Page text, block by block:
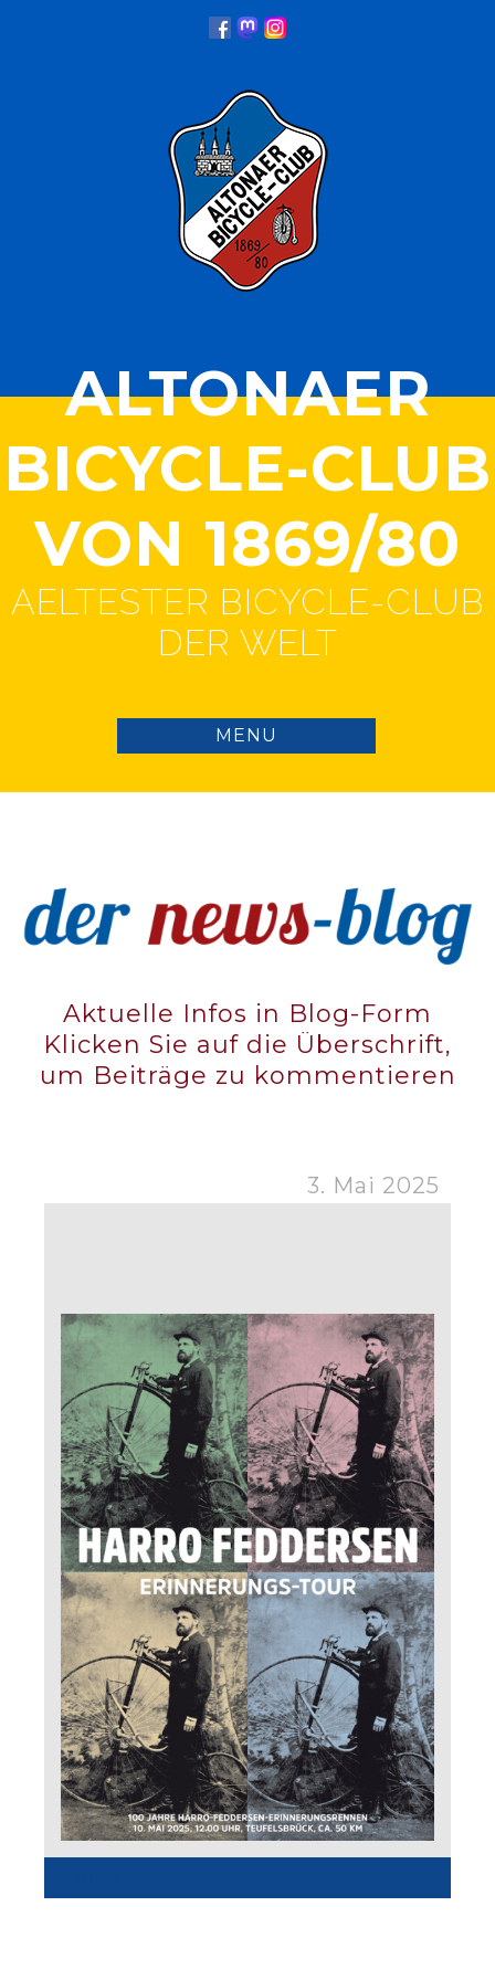
ALTONAER
BICYCLE-CLUB
VON 1869/80
AELTESTER BICYCLE-CLUB
DER WELT
Aktuelle Infos in Blog-Form
Klicken Sie auf die Überschrift,
um Beiträge zu kommentieren
3. Mai 2025